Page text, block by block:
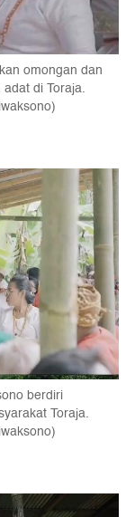
omongan dan
di Toraja.
berdiri
Toraja.